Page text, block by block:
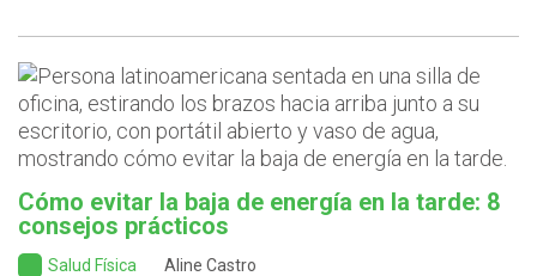
Cómo evitar la baja de energía en la tarde: 8
consejos prácticos
Salud Física Aline Castro